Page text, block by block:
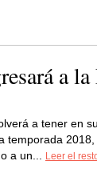
a la
a tener en
temporada
a un...
Leer el